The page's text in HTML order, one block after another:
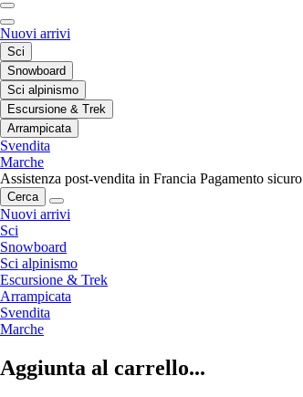
Nuovi arrivi
Sci
Snowboard
Sci alpinismo
Escursione & Trek
Arrampicata
Svendita
Marche
Assistenza post-vendita in Francia Pagamento sicuro
Cerca
Nuovi arrivi
Sci
Snowboard
Sci alpinismo
Escursione & Trek
Arrampicata
Svendita
Marche
Aggiunta al carrello...